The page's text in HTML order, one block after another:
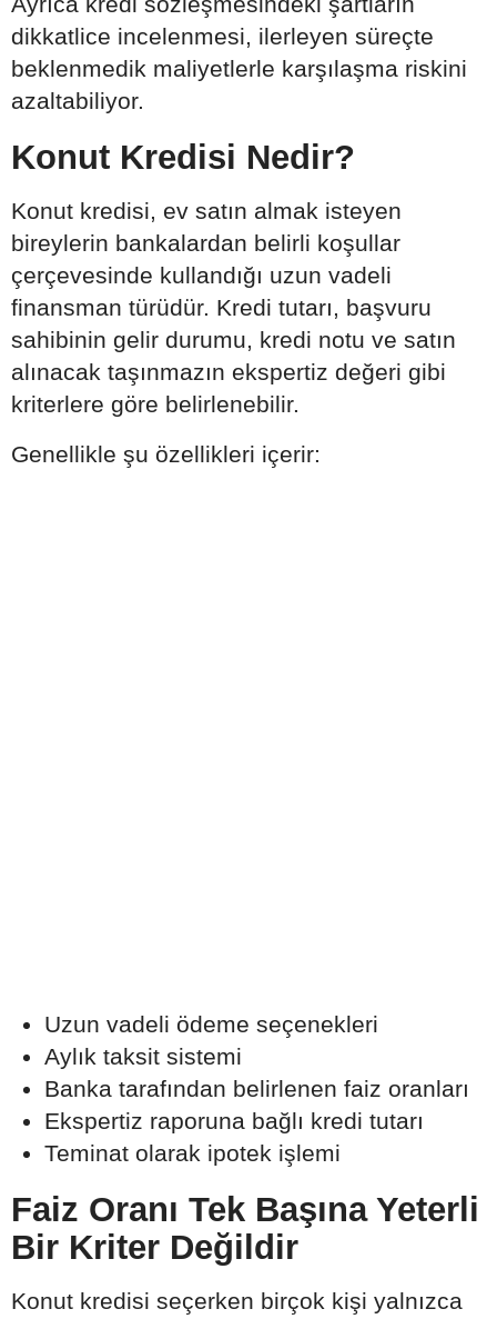
dikkatlice incelenmesi, ilerleyen süreçte
beklenmedik maliyetlerle karşılaşma riskini
azaltabiliyor.
Konut Kredisi Nedir?
Konut kredisi, ev satın almak isteyen
bireylerin bankalardan belirli koşullar
çerçevesinde kullandığı uzun vadeli
finansman türüdür. Kredi tutarı, başvuru
sahibinin gelir durumu, kredi notu ve satın
alınacak taşınmazın ekspertiz değeri gibi
kriterlere göre belirlenebilir.
Genellikle şu özellikleri içerir:
Uzun vadeli ödeme seçenekleri
Aylık taksit sistemi
Banka tarafından belirlenen faiz oranları
Ekspertiz raporuna bağlı kredi tutarı
Teminat olarak ipotek işlemi
Faiz Oranı Tek Başına Yeterli
Bir Kriter Değildir
Konut kredisi seçerken birçok kişi yalnızca